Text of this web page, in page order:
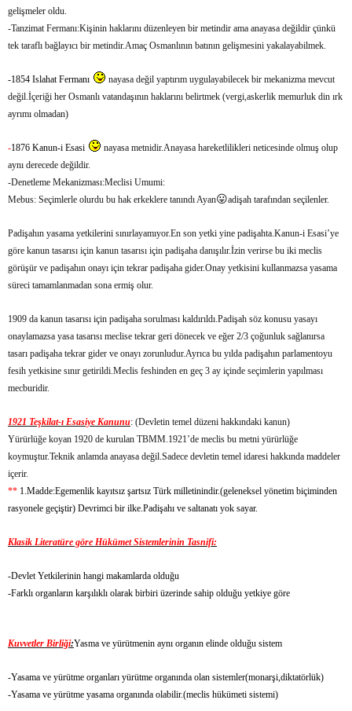
gelişmeler oldu.
-Tanzimat Fermanı:Kişinin haklarını düzenleyen bir metindir ama anayasa değildir çünkü
tek taraflı bağlayıcı bir metindir.Amaç Osmanlının batının gelişmesini yakalayabilmek.
-1854 Islahat Fermanı
nayasa değil yaptırım uygulayabilecek bir mekanizma mevcut
değil.İçeriği her Osmanlı vatandaşının haklarını belirtmek (vergi,askerlik memurluk din ırk
ayrımı olmadan)
-1876 Kanun-i Esasi
nayasa metnidir.Anayasa hareketlilikleri neticesinde olmuş olup
aynı derecede değildir.
-Denetleme Mekanizması:Meclisi Umumi:
Mebus: Seçimlerle olurdu bu hak erkeklere tanındı Ayan😛adişah tarafından seçilenler.
Padişahın yasama yetkilerini sınırlayamıyor.En son yetki yine padişahta.Kanun-i Esasi’ye
göre kanun tasarısı için kanun tasarısı için padişaha danışılır.İzin verirse bu iki meclis
görüşür ve padişahın onayı için tekrar padişaha gider.Onay yetkisini kullanmazsa yasama
süreci tamamlanmadan sona ermiş olur.
1909 da kanun tasarısı için padişaha sorulması kaldırıldı.Padişah söz konusu yasayı
onaylamazsa yasa tasarısı meclise tekrar geri dönecek ve eğer 2/3 çoğunluk sağlanırsa
tasarı padişaha tekrar gider ve onayı zorunludur.Ayrıca bu yılda padişahın parlamentoyu
fesih yetkisine sınır getirildi.Meclis feshinden en geç 3 ay içinde seçimlerin yapılması
mecburidir.
1921 Teşkilat-ı Esasiye Kanunu: (Devletin temel düzeni hakkındaki kanun)
Yürürlüğe koyan 1920 de kurulan TBMM.1921’de meclis bu metni yürürlüğe
koymuştur.Teknik anlamda anayasa değil.Sadece devletin temel idaresi hakkında maddeler
içerir.
** 1.Madde:Egemenlik kayıtsız şartsız Türk milletinindir.(geleneksel yönetim biçiminden
rasyonele geçiştir) Devrimci bir ilke.Padişahı ve saltanatı yok sayar.
Klasik Literatüre göre Hükümet Sistemlerinin Tasnifi:
-Devlet Yetkilerinin hangi makamlarda olduğu
-Farklı organların karşılıklı olarak birbiri üzerinde sahip olduğu yetkiye göre
Kuvvetler Birliği:Yasma ve yürütmenin aynı organın elinde olduğu sistem
-Yasama ve yürütme organları yürütme organında olan sistemler(monarşi,diktatörlük)
-Yasama ve yürütme yasama organında olabilir.(meclis hükümeti sistemi)